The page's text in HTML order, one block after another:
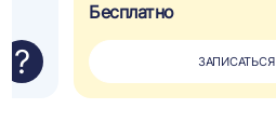
?
Бесплатно
ЗАПИСАТЬСЯ